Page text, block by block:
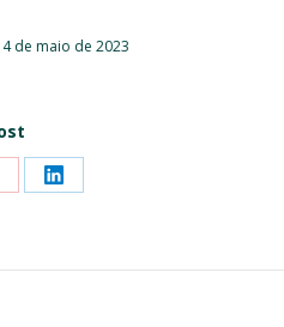
4 de maio de 2023
Share
LinkedIn